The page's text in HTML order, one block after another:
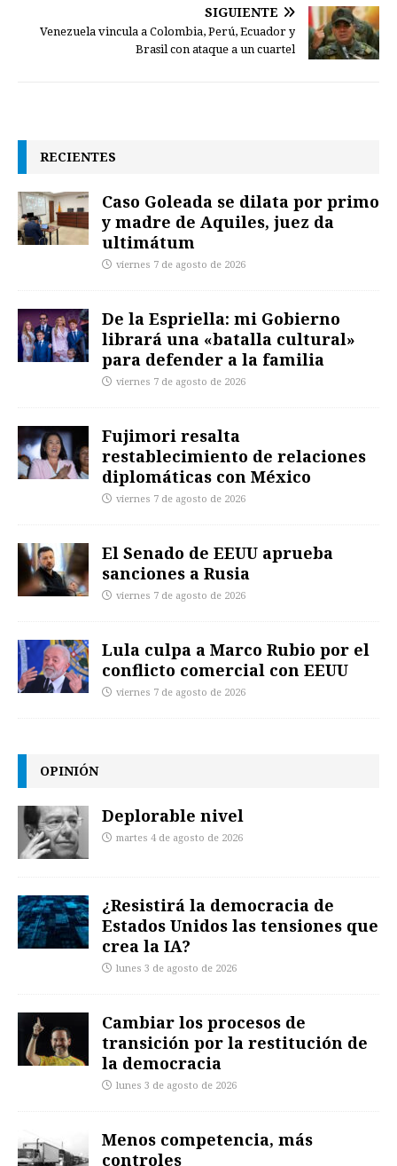
SIGUIENTE
Venezuela vincula a Colombia, Perú, Ecuador y
Brasil con ataque a un cuartel
RECIENTES
Caso Goleada se dilata por primo
y madre de Aquiles, juez da
ultimátum
viernes 7 de agosto de 2026
De la Espriella: mi Gobierno
librará una «batalla cultural»
para defender a la familia
viernes 7 de agosto de 2026
Fujimori resalta
restablecimiento de relaciones
diplomáticas con México
viernes 7 de agosto de 2026
El Senado de EEUU aprueba
sanciones a Rusia
viernes 7 de agosto de 2026
Lula culpa a Marco Rubio por el
conflicto comercial con EEUU
viernes 7 de agosto de 2026
OPINIÓN
Deplorable nivel
martes 4 de agosto de 2026
¿Resistirá la democracia de
Estados Unidos las tensiones que
crea la IA?
lunes 3 de agosto de 2026
Cambiar los procesos de
transición por la restitución de
la democracia
lunes 3 de agosto de 2026
Menos competencia, más
controles